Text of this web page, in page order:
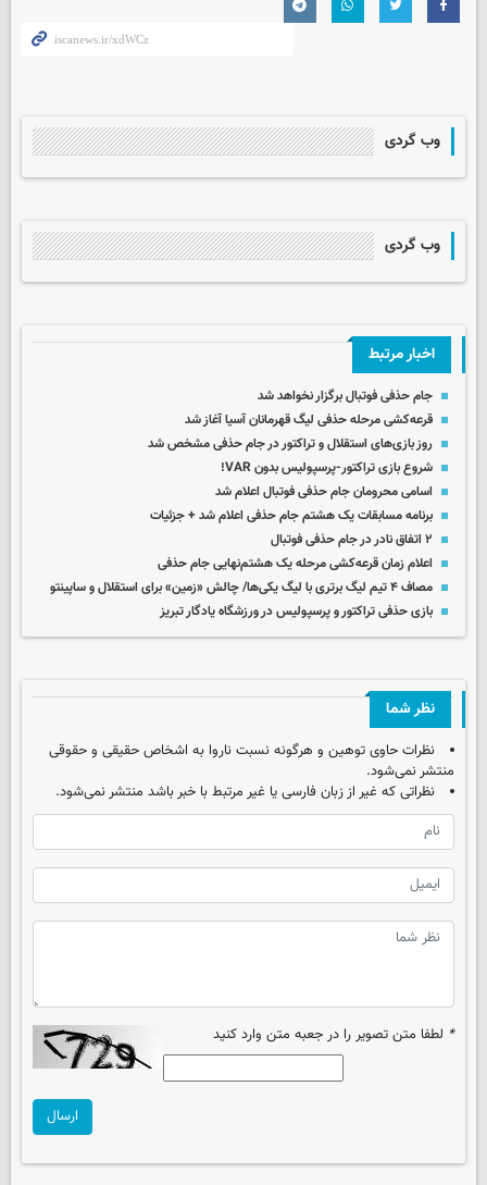
وب گردی
وب گردی
اخبار مرتبط
جام حذفی فوتبال برگزار نخواهد شد
قرعه‌کشی مرحله حذفی لیگ قهرمانان آسیا آغاز شد
روز بازی‌های استقلال و تراکتور در جام حذفی مشخص شد
شروع بازی تراکتور-پرسپولیس بدون VAR!
اسامی محرومان جام حذفی فوتبال اعلام شد
برنامه مسابقات یک‌ هشتم جام حذفی اعلام شد + جزئیات
۲ اتفاق نادر در جام حذفی فوتبال
اعلام زمان قرعه‌کشی مرحله یک هشتم‌نهایی جام حذفی
مصاف ۴ تیم لیگ برتری با لیگ یکی‌ها/ چالش «زمین» برای استقلال و ساپینتو
بازی حذفی تراکتور و پرسپولیس در ورزشگاه یادگار تبریز
نظر شما
نظرات حاوی توهین و هرگونه نسبت ناروا به اشخاص حقیقی و حقوقی
منتشر نمی‌شود.
نظراتی که غیر از زبان فارسی یا غیر مرتبط با خبر باشد منتشر نمی‌شود.
* لطفا متن تصویر را در جعبه متن وارد کنید
ارسال